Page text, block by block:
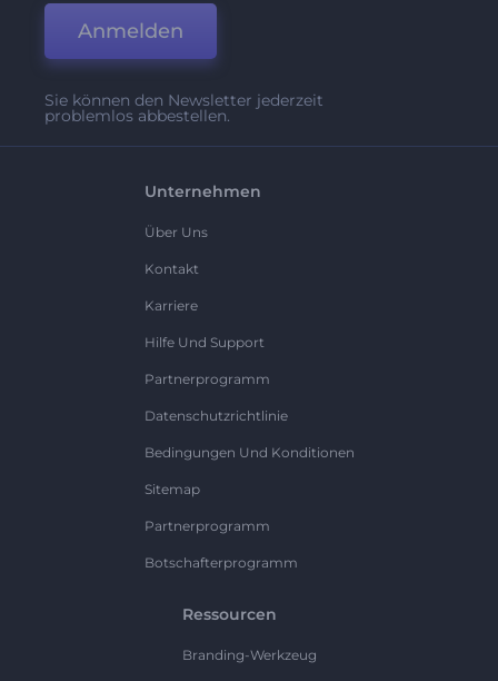
Anmelden
Sie können den Newsletter jederzeit
problemlos abbestellen.
Unternehmen
Über Uns
Kontakt
Karriere
Hilfe Und Support
Partnerprogramm
Datenschutzrichtlinie
Bedingungen Und Konditionen
Sitemap
Partnerprogramm
Botschafterprogramm
Ressourcen
Branding-Werkzeug